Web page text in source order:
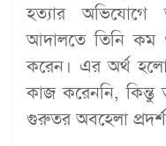
হত্যার অভিযোগে
আদালতে তিনি কম
করেন। এর অর্থ
কাজ করেননি, কিন্তু
গুরুতর অবহেলা